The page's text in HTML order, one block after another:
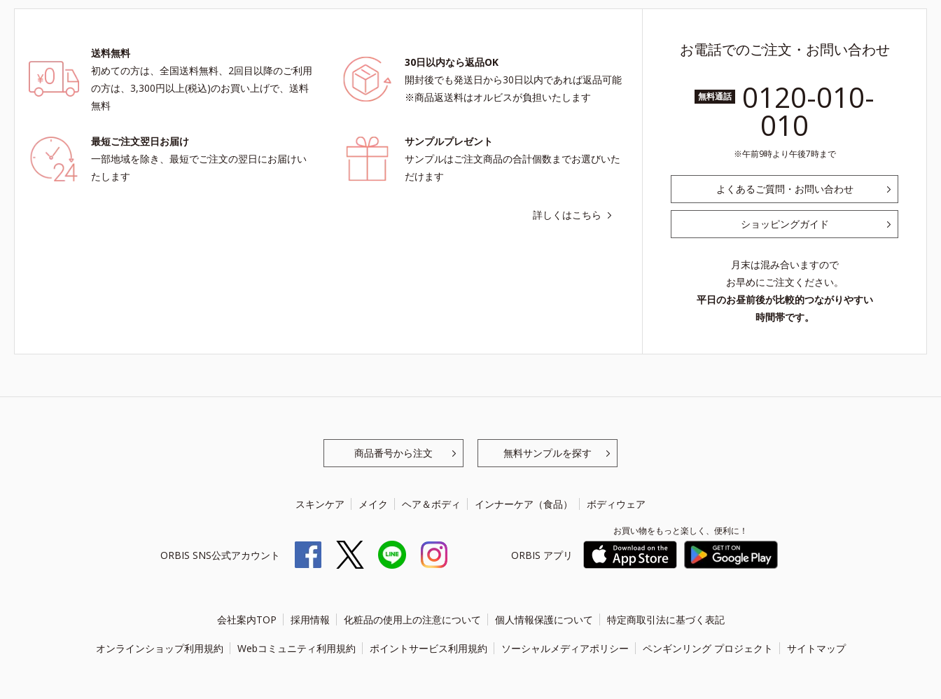
送料無料
初めての方は、全国送料無料、2回目以降のご利用
の方は、3,300円以上(税込)のお買い上げで、送料
無料
30日以内なら返品OK
開封後でも発送日から30日以内であれば返品可能
※商品返送料はオルビスが負担いたします
最短ご注文翌日お届け
一部地域を除き、最短でご注文の翌日にお届けい
たします
サンプルプレゼント
サンプルはご注文商品の合計個数までお選びいた
だけます
詳しくはこちら
お電話でのご注文・お問い合わせ
無料通話 0120-010-
010
午前9時より午後7時まで
よくあるご質問・お問い合わせ
ショッピングガイド
月末は混み合いますので
お早めにご注文ください。
平日のお昼前後が比較的つながりやすい
時間帯です。
商品番号から注文 無料サンプルを探す
スキンケア メイク ヘア＆ボディ インナーケア（食品） ボディウェア
ORBIS SNS公式アカウント ORBIS アプリ
お買い物をもっと楽しく、便利に！
会社案内TOP 採用情報 化粧品の使用上の注意について 個人情報保護について 特定商取引法に基づく表記
オンラインショップ利用規約 Webコミュニティ利用規約 ポイントサービス利用規約 ソーシャルメディアポリシー ペンギンリング プロジェクト サイトマップ